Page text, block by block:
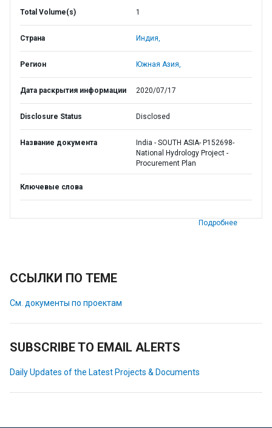
Total Volume(s) 1
Страна Индия,
Регион Южная Азия,
Дата раскрытия информации 2020/07/17
Disclosure Status Disclosed
Название документа
India - SOUTH ASIA- P152698-
National Hydrology Project -
Procurement Plan
Ключевые слова
Подробнее
ССЫЛКИ ПО ТЕМЕ
См. документы по проектам
SUBSCRIBE TO EMAIL ALERTS
Daily Updates of the Latest Projects & Documents